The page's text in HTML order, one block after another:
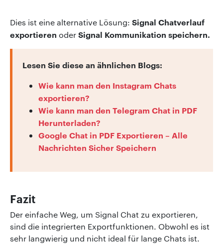
Dies ist eine alternative Lösung: Signal Chatverlauf
exportieren oderSignal Kommunikation speichern.
Lesen Sie diese an ähnlichen Blogs:
Wie kann man den Instagram Chats
exportieren?
Wie kann man den Telegram Chat in PDF
Herunterladen?
Google Chat in PDF Exportieren – Alle
Nachrichten Sicher Speichern
Fazit
Der einfache Weg, um Signal Chat zu exportieren,
sind die integrierten Exportfunktionen. Obwohl es ist
sehr langwierig und nicht ideal für lange Chats ist.